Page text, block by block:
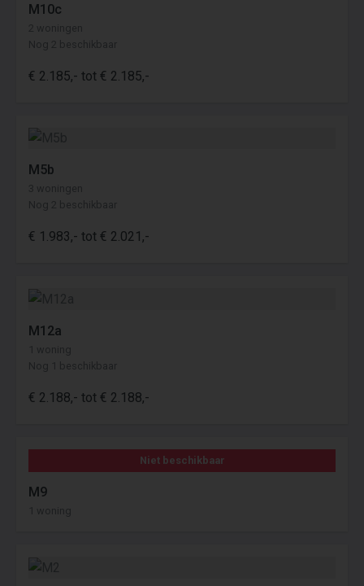
M10c
2 woningen
Nog 2 beschikbaar
€ 2.185,- tot € 2.185,-
M5b
3 woningen
Nog 2 beschikbaar
€ 1.983,- tot € 2.021,-
M12a
1 woning
Nog 1 beschikbaar
€ 2.188,- tot € 2.188,-
Niet beschikbaar
M9
1 woning